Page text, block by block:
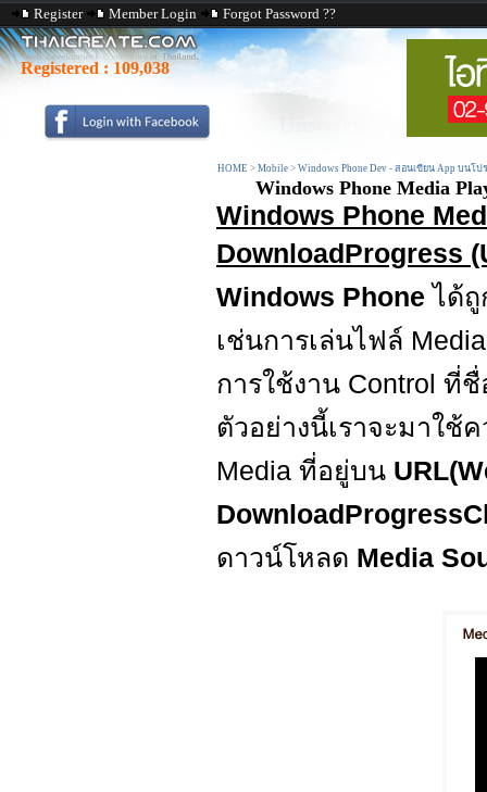
Register Member Login Forgot Password ??
Registered : 109,038
HOME > Mobile > Windows Phone Dev - สอนเขียน App บนโป
Windows Phone Media
Windows Phone
DownloadProgress
Windows Phoneได้
เช่นการเล่นไฟล์
การใช้งาน Control ที่
ตัวอย่างนี้เราจะมาใช้
Media ที่อยู่บน
ดาวน์โหลด Media